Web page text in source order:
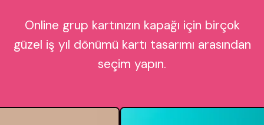
Online grup kartınızın kapağı için birçok
güzel iş yıl dönümü kartı tasarımı arasından
seçim yapın.